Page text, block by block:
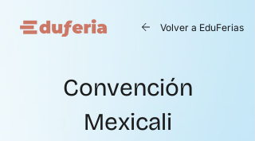
Volver a EduFerias
Convención
Mexicali